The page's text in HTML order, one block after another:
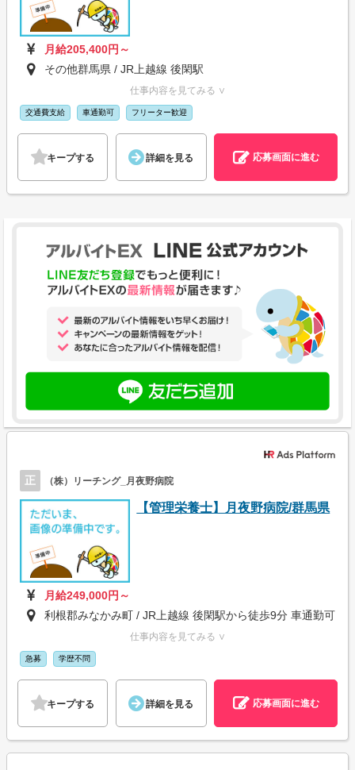
月給205,400円～
その他群馬県 / JR上越線 後閑駅
仕事内容を見てみる ∨
交通費支給 車通勤可 フリーター歓迎
キープする 詳細を見る 応募画面に進む
正 （株）リーチング_月夜野病院
【管理栄養士】月夜野病院/群馬県
月給249,000円～
利根郡みなかみ町 / JR上越線 後閑駅から徒歩9分 車通勤可
仕事内容を見てみる ∨
急募 学歴不問
キープする 詳細を見る 応募画面に進む